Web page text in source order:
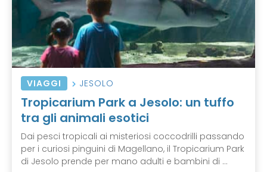
VIAGGI JESOLO
Tropicarium Park a Jesolo: un tuffo
tra gli animali esotici
Dai pesci tropicali ai misteriosi coccodrilli passando
per i curiosi pinguini di Magellano, il Tropicarium Park
di Jesolo prende per mano adulti e bambini di ...